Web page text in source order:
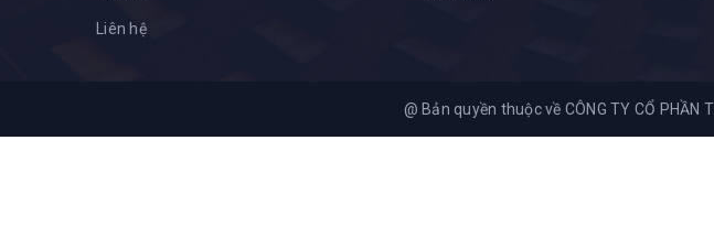
Liên hệ
@ Bản quyền thuộc về CÔNG TY CỔ PHẦN